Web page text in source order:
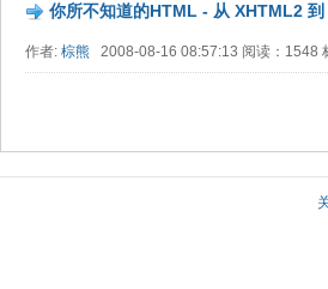
你所不知道的HTML - 从 XHTML2
作者: 棕熊 2008-08-16 08:57:13 阅读：1548